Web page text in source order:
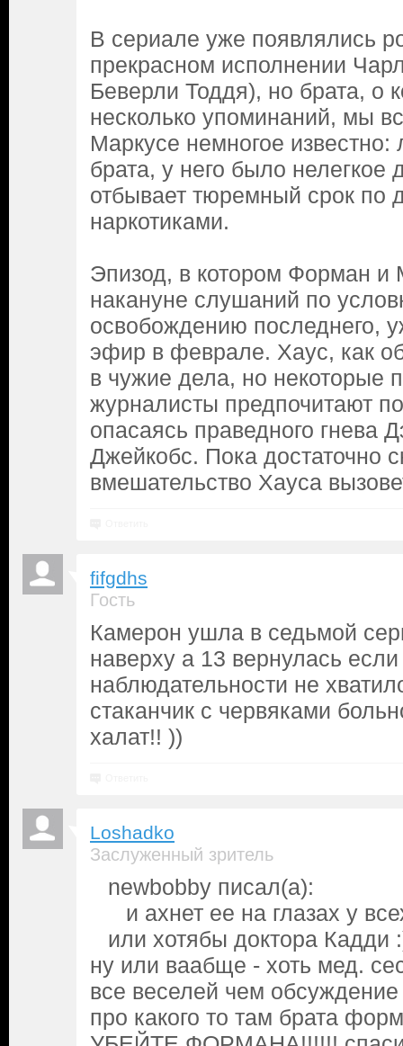
В сериале уже появлялись
прекрасном исполнении
Беверли Тоддя), но брата, о
несколько упоминаний, мы
Маркусе немногое известно:
брата, у него было нелегкое
отбывает тюремный срок по
наркотиками.
Эпизод, в котором Форман и
накануне слушаний по
освобождению последнего,
эфир в феврале. Хаус, как
в чужие дела, но некоторые
журналисты предпочитают
опасаясь праведного гнева
Джейкобс. Пока достаточно
вмешательство Хауса
fifgdhs
Гость
Камерон ушла в седьмой
наверху а 13 вернулась если
наблюдательности не
стаканчик с червяками
халат!! ))
Loshadko
Заслуженный зритель
newbobby писал(а):
и ахнет ее на глазах у
или хотябы доктора Кадди
ну или ваабще - хоть мед.
все веселей чем
про какого то там брата